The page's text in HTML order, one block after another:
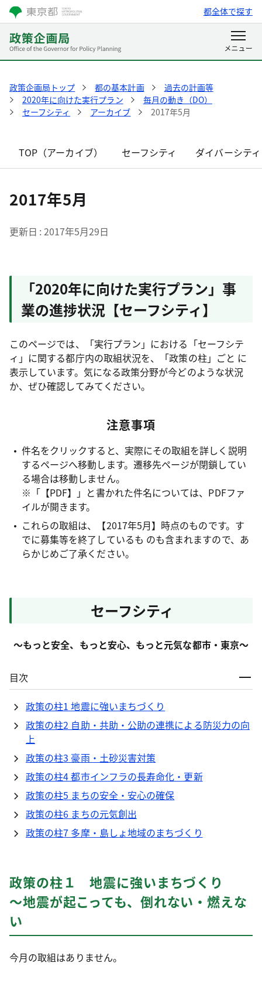
都全体で探す
政策企画局トップ 都の基本計画
過去の計画等
2020年に向けた実行プラン
毎月の動き（DO）
セーフシティ
アーカイブ 2017年5月
TOP（アーカイブ） セーフシティ ダイバーシティ
2017年5月
更新日 2017年5月29日
「2020年に向けた実行プラン」事
業の進捗状況【セーフシティ】
このページでは、「実行プラン」における「セーフシテ
ィ」に関する都庁内の取組状況を、「政策の柱」ごと に
表示しています。気になる政策分野が今どのような状況
か、ぜひ確認してみてください。
注意事項
件名をクリックすると、実際にその取組を詳しく説明
するページへ移動します。遷移先ページが閉鎖してい
る場合は移動しません。
※「【PDF】」と書かれた件名については、PDFファ
イルが開きます。
これらの取組は、【2017年5月】時点のものです。す
でに募集等を終了しているも のも含まれますので、あ
らかじめご了承ください。
セーフシティ
～もっと安全、もっと安心、もっと元気な都市・東京～
目次
政策の柱1 地震に強いまちづくり
政策の柱2 自助・共助・公助の連携による防災力の向
上
政策の柱3 豪雨・土砂災害対策
政策の柱4 都市インフラの長寿命化・更新
政策の柱5 まちの安全・安心の確保
政策の柱6 まちの元気創出
政策の柱7 多摩・島しょ地域のまちづくり
政策の柱１ 地震に強いまちづくり
～地震が起こっても、倒れない・燃えな
い
今月の取組はありません。